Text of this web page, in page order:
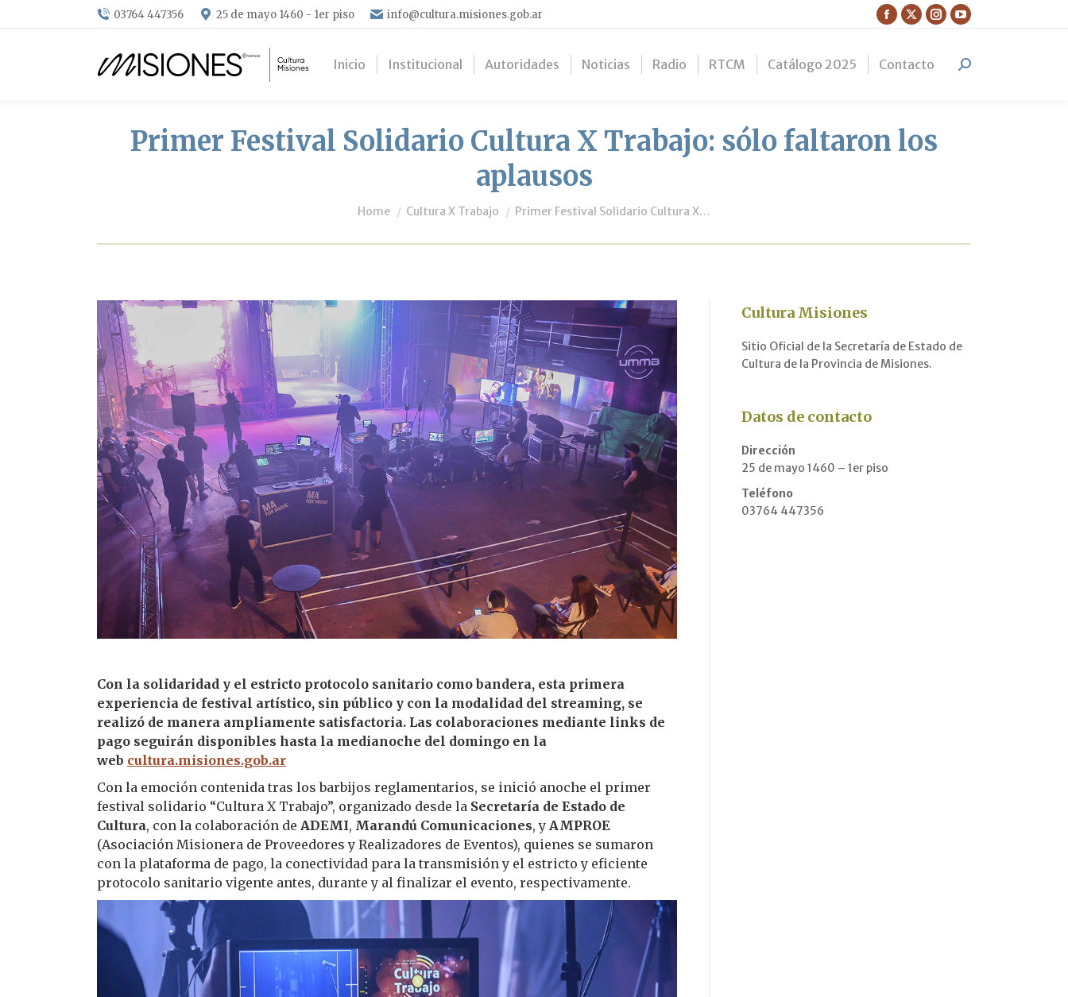
03764 447356 25 de mayo 1460 - 1er piso info@cultura.misiones.gob.ar
Facebook
opens
window
X
opens
Instagram
opens
YouTube
opens
Inicio Institucional Autoridades Noticias Radio RTCM Catálogo 2025 Contacto Search:
Primer Festival Solidario Cultura X Trabajo: sólo faltaron los
aplausos
You are here:
Home Cultura X Trabajo Primer Festival Solidario Cultura X…
Con la solidaridad y el estricto protocolo sanitario como bandera, esta primera
experiencia de festival artístico, sin público y con la modalidad del streaming, se
realizó de manera ampliamente satisfactoria. Las colaboraciones mediante links de
pago seguirán disponibles hasta la medianoche del domingo en la
web cultura.misiones.gob.ar
Con la emoción contenida tras los barbijos reglamentarios, se inició anoche el primer
festival solidario “Cultura X Trabajo”, organizado desde la Secretaría de Estado de
Cultura, con la colaboración de ADEMI, Marandú Comunicaciones, y AMPROE
(Asociación Misionera de Proveedores y Realizadores de Eventos), quienes se sumaron
con la plataforma de pago, la conectividad para la transmisión y el estricto y eficiente
protocolo sanitario vigente antes, durante y al finalizar el evento, respectivamente.
Cultura Misiones
Sitio Oficial de la Secretaría de Estado de
Cultura de la Provincia de Misiones.
Datos de contacto
Dirección
25 de mayo 1460 – 1er piso
Teléfono
03764 447356